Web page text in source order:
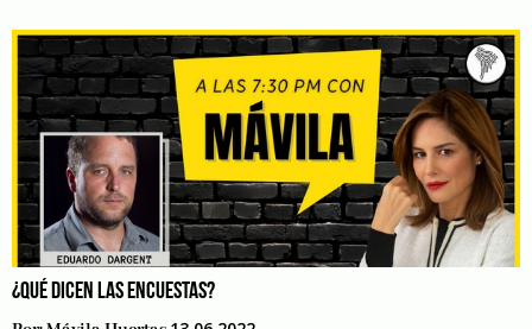
¿QUÉ DICEN LAS ENCUESTAS?